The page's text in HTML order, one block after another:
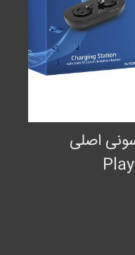
اصلی